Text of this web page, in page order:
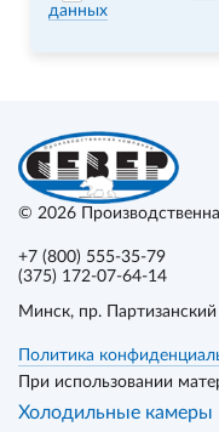
данных
© 2026
+7 (800) 555-35-79
(375) 172-07-64-14
Минск, пр.
Политика
При использовании
Холодильные камеры